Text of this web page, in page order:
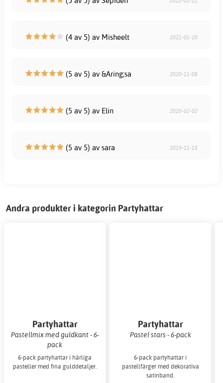
(4 av 5) av Misheelt 2021-01-20
(5 av 5) av &Aring;sa 2020-11-08
(5 av 5) av Elin 2020-02-02
(5 av 5) av sara 2019-11-15
Andra produkter i kategorin Partyhattar
Partyhattar
Pastellmix med guldkant - 6-
pack
6-pack partyhattar i härliga
pasteller med fina gulddetaljer.
Partyhattar
Pastel stars - 6-pack
6-pack partyhattar i
pastellfärger med dekorativa
satinband.